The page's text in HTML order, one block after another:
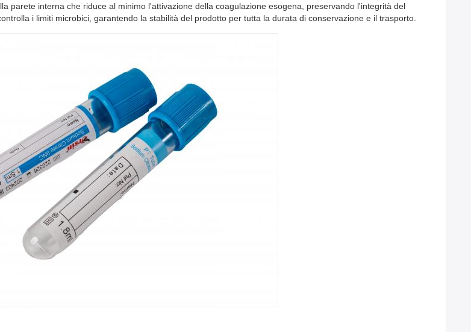
parete interna che riduce al minimo l'attivazione della coagulazione esogena, preservando l'integrità del
i limiti microbici, garantendo la stabilità del prodotto per tutta la durata di conservazione e il trasporto.